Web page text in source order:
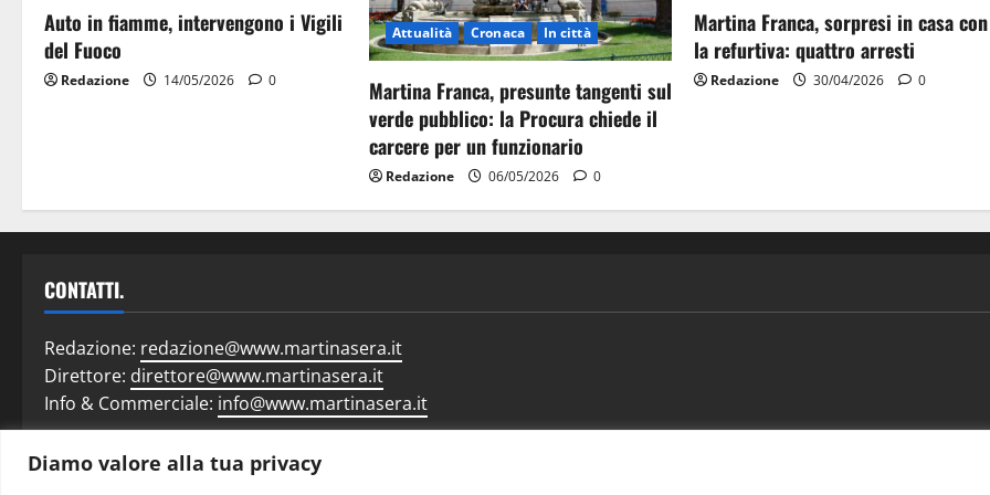
Diamo valore alla tua privacy
Auto in fiamme, intervengono i Vigili
del Fuoco
Redazione 14/05/2026 0
Attualità Cronaca In città
Martina Franca, presunte tangenti sul
verde pubblico: la Procura chiede il
carcere per un funzionario
Redazione 06/05/2026 0
Martina Franca, sorpresi in casa con
la refurtiva: quattro arresti
Redazione 30/04/2026 0
CONTATTI.
Redazione: redazione@www.martinasera.it
Direttore: direttore@www.martinasera.it
Info & Commerciale: info@www.martinasera.it